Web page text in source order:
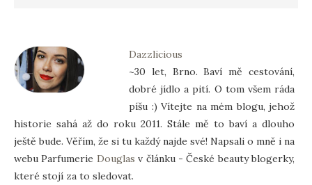
Dazzlicious
~30 let, Brno. Baví mě cestování,
dobré jídlo a pití. O tom všem ráda
píšu :) Vítejte na mém blogu, jehož
historie sahá až do roku 2011. Stále mě to baví a dlouho
ještě bude. Věřím, že si tu každý najde své! Napsali o mně i na
webu Parfumerie Douglas v článku - České beauty blogerky,
které stojí za to sledovat.